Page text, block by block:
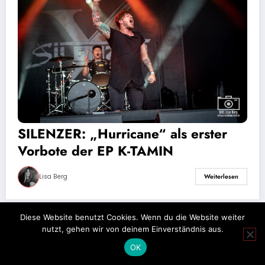
SILENZER: „Hurricane“ als erster
Vorbote der EP K-TAMIN
Lisa Berg Weiterlesen
Impressum Datenschutz
Diese Website benutzt Cookies. Wenn du die Website weiter
nutzt, gehen wir von deinem Einverständnis aus.
OK